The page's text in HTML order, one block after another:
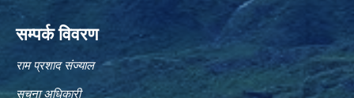
सम्पर्क विवरण
राम प्रशाद संज्याल
सुचना अधिकारी